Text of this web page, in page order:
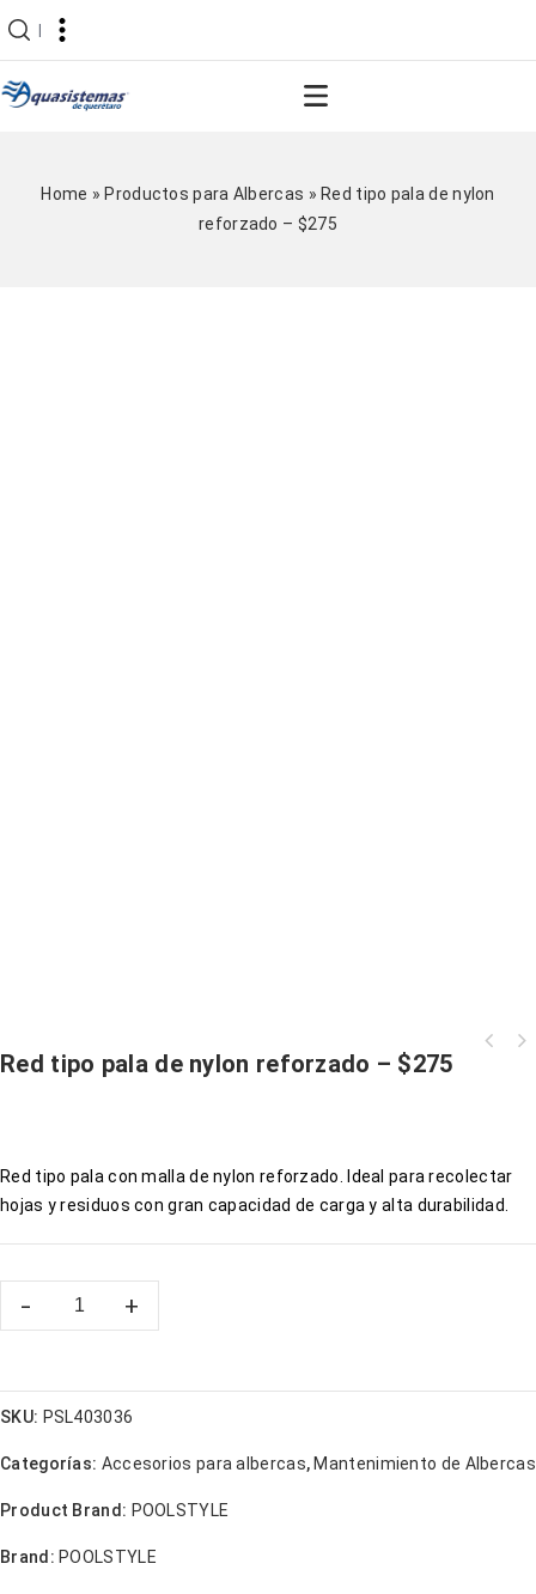
|
Home » Productos para Albercas » Red tipo pala de nylon
reforzado – $275
Red tipo pala de nylon reforzado – $275
Red tipo pala con malla de nylon reforzado. Ideal para recolectar
hojas y residuos con gran capacidad de carga y alta durabilidad.
SKU: PSL403036
Categorías: Accesorios para albercas, Mantenimiento de Albercas
Product Brand: POOLSTYLE
Brand: POOLSTYLE